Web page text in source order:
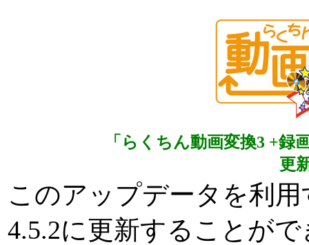
「らくちん動画変換3 +
更
このアップデータを利
4.5.2に更新することが